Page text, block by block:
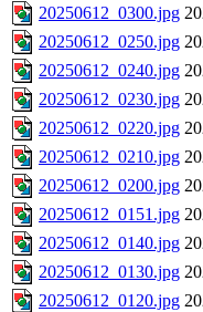
20250612_0300.jpg
20250612_0250.jpg
20250612_0240.jpg
20250612_0230.jpg
20250612_0220.jpg
20250612_0210.jpg
20250612_0200.jpg
20250612_0151.jpg
20250612_0140.jpg
20250612_0130.jpg
20250612_0120.jpg